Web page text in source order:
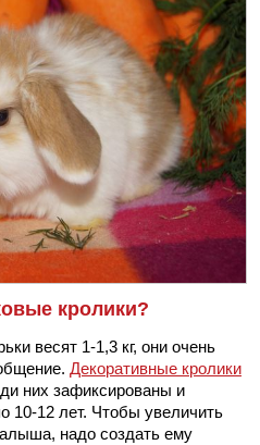
кролики?
весят 1-1,3 кг, они очень
Декоративные кролики
них зафиксированы и
10-12 лет. Чтобы увеличить
надо создать ему